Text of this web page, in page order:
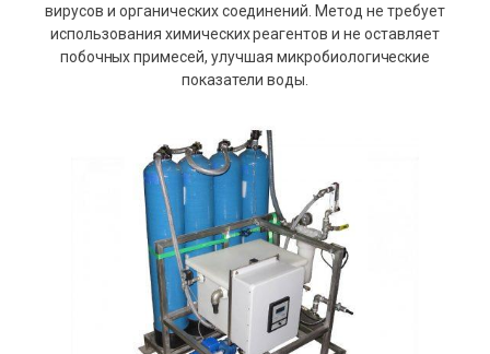
вирусов и органических соединений. Метод не требует
использования химических реагентов и не оставляет
побочных примесей, улучшая микробиологические
показатели воды.